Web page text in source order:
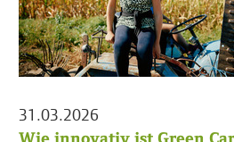
31.03.2026
Wie innovativ ist Green